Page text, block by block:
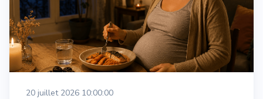
20 juillet 2026 10:00:00